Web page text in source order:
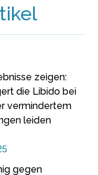
zeigen:
die Libido bei
vermindertem
leiden
gegen